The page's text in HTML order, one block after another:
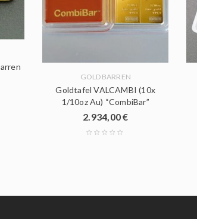
GOLDBARREN
Goldtafel VALCAMBI (10x
1/10oz Au) “CombiBar”
2.934,00€